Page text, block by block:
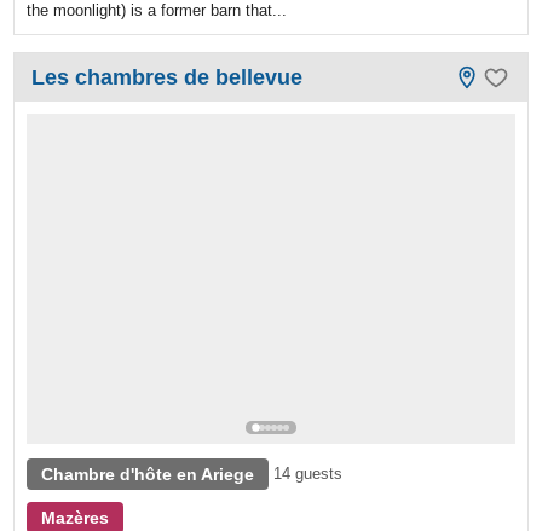
the moonlight) is a former barn that...
Les chambres de bellevue
Chambre d'hôte en Ariege 14 guests
Mazères